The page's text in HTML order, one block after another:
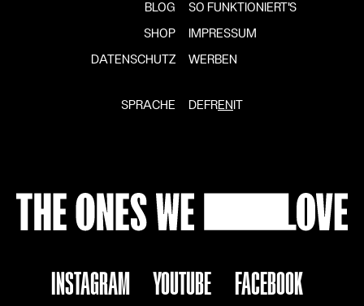
BLOG
SO FUNKTIONIERT'S
SHOP
IMPRESSUM
DATENSCHUTZ
WERBEN
SPRACHE DEFRENIT
INSTAGRAM YOUTUBE FACEBOOK